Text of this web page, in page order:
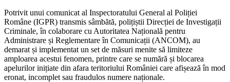
Potrivit unui comunicat al Inspectoratului General al Poliției
Române (IGPR) transmis sâmbătă, polițiștii Direcției de Investigații
Criminale, în colaborare cu Autoritatea Națională pentru
Administrare și Reglementare în Comunicații (ANCOM), au
demarat și implementat un set de măsuri menite să limiteze
amploarea acestui fenomen, printre care se numără și blocarea
apelurilor inițiate din afara teritoriului României care afișează în mod
eronat, incomplet sau fraudulos numere naționale.